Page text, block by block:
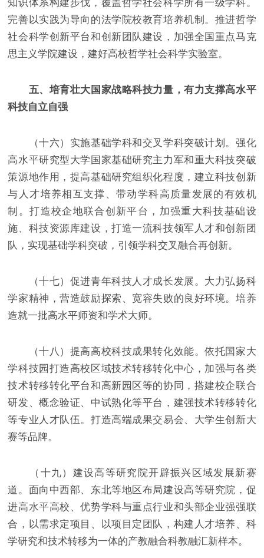
完善以实践为导向的法学院校教育培养机制。推进哲学
社会科学创新平台和创新团队建设，加强全国重点马克
思主义学院建设，建好高校哲学社会科学实验室。
五、培育壮大国家战略科技力量，有力支撑高水平
科技自立自强
（十六）实施基础学科和交叉学科突破计划。强化
高水平研究型大学国家基础研究主力军和重大科技突破
策源地作用，提高基础研究组织化程度，建立科技创新
与人才培养相互支撑、带动学科高质量发展的有效机
制。打造校企地联合创新平台，加强重大科技基础设
施、科技资源库建设，打造一流科技领军人才和创新团
队，实现基础学科突破，引领学科交叉融合再创新。
（十七）促进青年科技人才成长发展。大力弘扬科
学家精神，营造鼓励探索、宽容失败的良好环境。培养
造就一批高水平师资和学术大师。
（十八）提高高校科技成果转化效能。依托国家大
学科技园打造高校区域技术转移转化中心，加强与各类
技术转移转化平台和高新园区等的协同，搭建校企联合
研发、概念验证、中试熟化等平台，建强技术转移转化
等专业人才队伍。打造高端成果交易会、大学生创新大
赛等品牌。
（十九）建设高等研究院开辟振兴区域发展新赛
道。面向中西部、东北等地区布局建设高等研究院，促
进高水平高校、优势学科与重点行业和头部企业强强联
合，以需求定项目、以项目定团队，构建人才培养、科
学研究和技术转移为一体的产教融合科教融汇新样本。